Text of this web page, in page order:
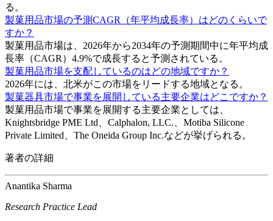
る。
製菓用品市場の予測CAGR（年平均成長率）はどのくらいで
すか？
製菓用品市場は、2026年から2034年の予測期間中に年平均成
長率（CAGR）4.9%で成長すると予測されている。
製菓用品市場を支配しているのはどの地域ですか？
2026年には、北米がこの市場をリードする地域となる。
製菓器具市場で事業を展開している主要企業はどこですか？
製菓用品市場で事業を展開する主要企業としては、
Knightsbridge PME Ltd、Calphalon, LLC.、Motiba Silicone
Private Limited、The Oneida Group Inc.などが挙げられる。
著者の詳細
Anantika Sharma
Research Practice Lead